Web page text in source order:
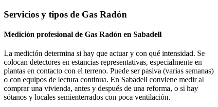
Servicios y tipos de Gas Radón
Medición profesional de Gas Radón en Sabadell
La medición determina si hay que actuar y con qué intensidad. Se
colocan detectores en estancias representativas, especialmente en
plantas en contacto con el terreno. Puede ser pasiva (varias semanas)
o con equipos de lectura continua. En Sabadell conviene medir al
comprar una vivienda, antes y después de una reforma, o si hay
sótanos y locales semienterrados con poca ventilación.